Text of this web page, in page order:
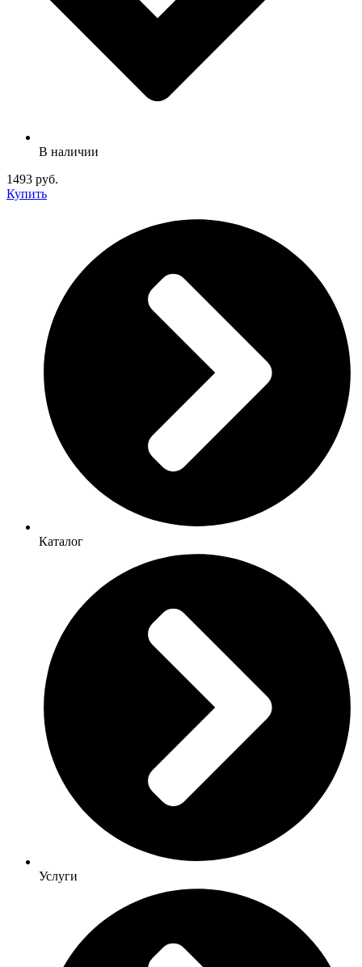
В наличии
1493 руб.
Купить
Каталог
Услуги